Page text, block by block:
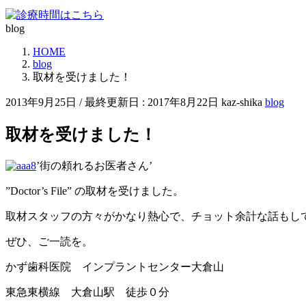
blog
HOME
blog
取材を受けました！
2013年9月25日 / 最終更新日 : 2017年8月22日 kaz-shika blog
取材を受けました！
’街の頼れるお医者さん’
”Doctor’s File” の取材を受けました。
取材スタッフの方々がかなり熱心で、チョット余計な話もし
ぜひ、ご一読を。
かず歯科医院 インプラントセンター大倉山
東急東横線 大倉山駅 徒歩０分